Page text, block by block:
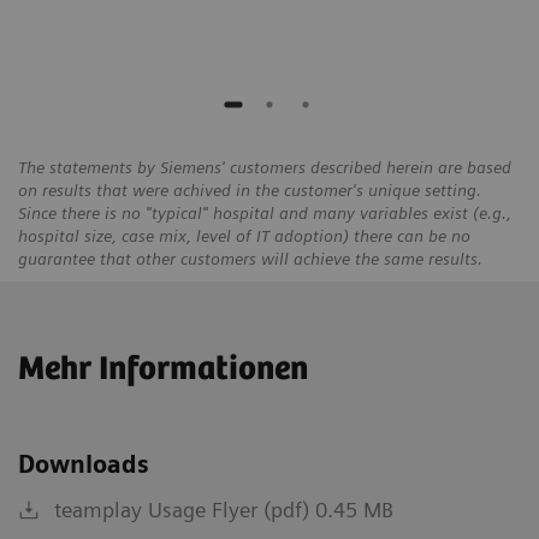
The statements by Siemens' customers described herein are based
on results that were achived in the customer's unique setting.
Since there is no "typical" hospital and many variables exist (e.g.,
hospital size, case mix, level of IT adoption) there can be no
guarantee that other customers will achieve the same results.
Mehr Informationen
Downloads
teamplay Usage Flyer (pdf) 0.45 MB